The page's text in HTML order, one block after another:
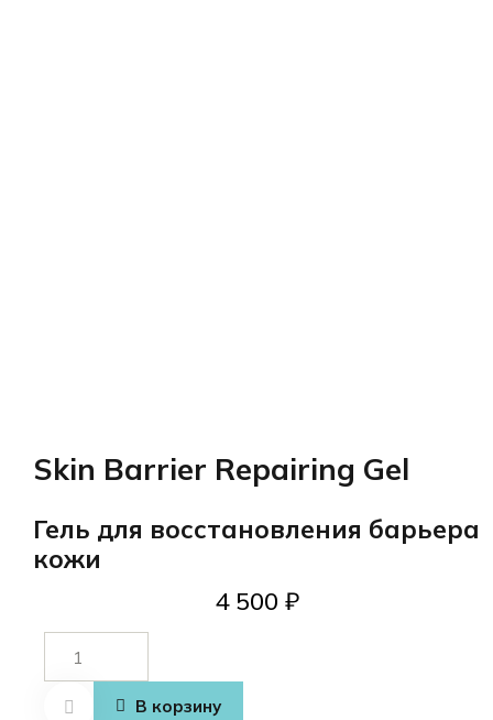
Skin Barrier Repairing Gel
Гель для восстановления барьера
кожи
4 500 ₽
Количество
товара Skin
Barrier
В корзину